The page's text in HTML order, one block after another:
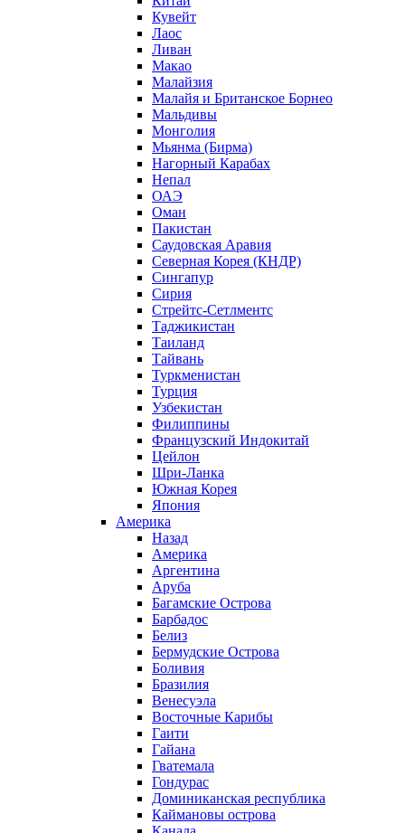
Кувейт
Лаос
Ливан
Макао
Малайзия
Малайя и Британское Борнео
Мальдивы
Монголия
Мьянма (Бирма)
Нагорный Карабах
Непал
ОАЭ
Оман
Пакистан
Саудовская Аравия
Северная Корея (КНДР)
Сингапур
Сирия
Стрейтс-Сетлментс
Таджикистан
Таиланд
Тайвань
Туркменистан
Турция
Узбекистан
Филиппины
Французский Индокитай
Цейлон
Шри-Ланка
Южная Корея
Япония
Америка
Назад
Америка
Аргентина
Аруба
Багамские Острова
Барбадос
Белиз
Бермудские Острова
Боливия
Бразилия
Венесуэла
Восточные Карибы
Гаити
Гайана
Гватемала
Гондурас
Доминиканская республика
Каймановы острова